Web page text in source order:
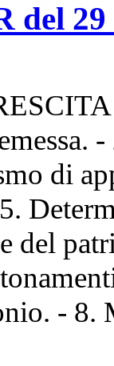
del
di
del
- 8.